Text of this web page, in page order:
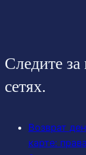
Следите
сетях.
Возврат
карте: